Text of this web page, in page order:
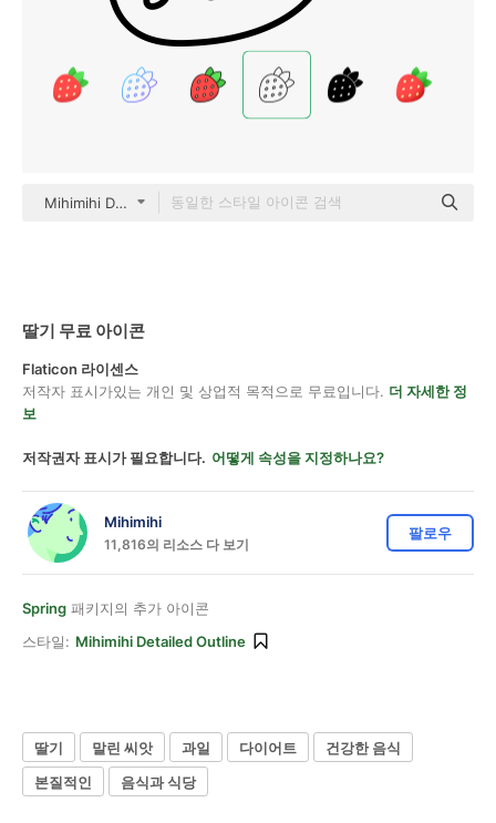
Mihimihi Detailed Outline
딸기 무료 아이콘
Flaticon 라이센스
저작자 표시가있는 개인 및 상업적 목적으로 무료입니다. 더 자세한 정
보
저작권자 표시가 필요합니다. 어떻게 속성을 지정하나요?
Mihimihi
11,816의 리소스 다 보기
팔로우
Spring 패키지의 추가 아이콘
스타일: Mihimihi Detailed Outline
딸기 말린 씨앗 과일 다이어트
건강한 음식
본질적인
음식과 식당